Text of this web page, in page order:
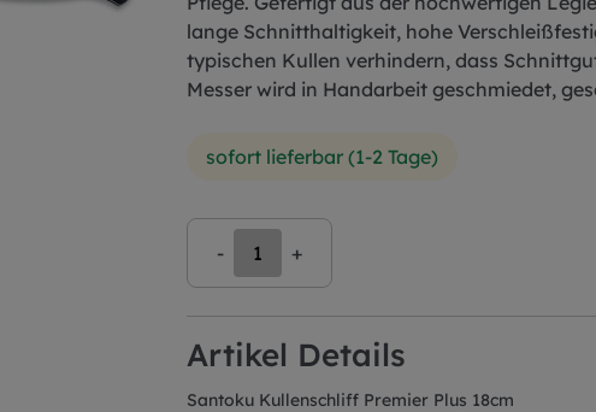
lange Schnitthaltigkeit, hohe
typischen Kullen verhindern, dass
Messer wird in Handarbeit geschmiedet,
sofort lieferbar (1-2 Tage)
- +
Artikel Details
Santoku Kullenschliff Premier Plus 18cm